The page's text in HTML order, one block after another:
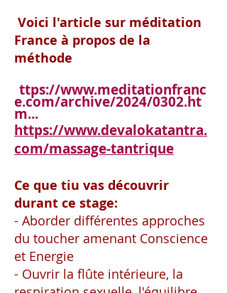
Voici l'article sur méditation
France à propos de la
méthode
ttps://www.meditationfranc
e.com/archive/2024/0302.ht
m...
https://www.devalokatantra.
com/massage-tantrique
Ce que tiu vas découvrir
durant ce stage:
- Aborder différentes approches
du toucher amenant Conscience
et Energie
- Ouvrir la flûte intérieure, la